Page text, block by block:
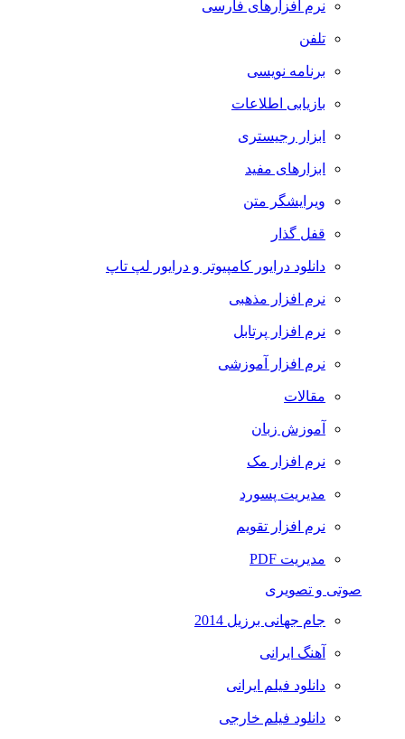
نرم افزارهای فارسی
تلفن
برنامه نویسی
بازیابی اطلاعات
ابزار رجیستری
ابزارهای مفید
ویرایشگر متن
قفل گذار
دانلود درایور کامپیوتر و درایور لپ تاپ
نرم افزار مذهبی
نرم افزار پرتابل
نرم افزار آموزشی
مقالات
آموزش زبان
نرم افزار مک
مدیریت پسورد
نرم افزار تقویم
مدیریت PDF
صوتی و تصویری
جام جهانی برزیل 2014
آهنگ ایرانی
دانلود فیلم ایرانی
دانلود فیلم خارجی